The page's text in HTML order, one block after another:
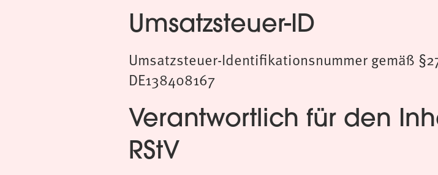
Umsatzsteuer-ID
Umsatzsteuer-Identifikationsnummer gemäß
DE138408167
Verantwortlich für den
RStV